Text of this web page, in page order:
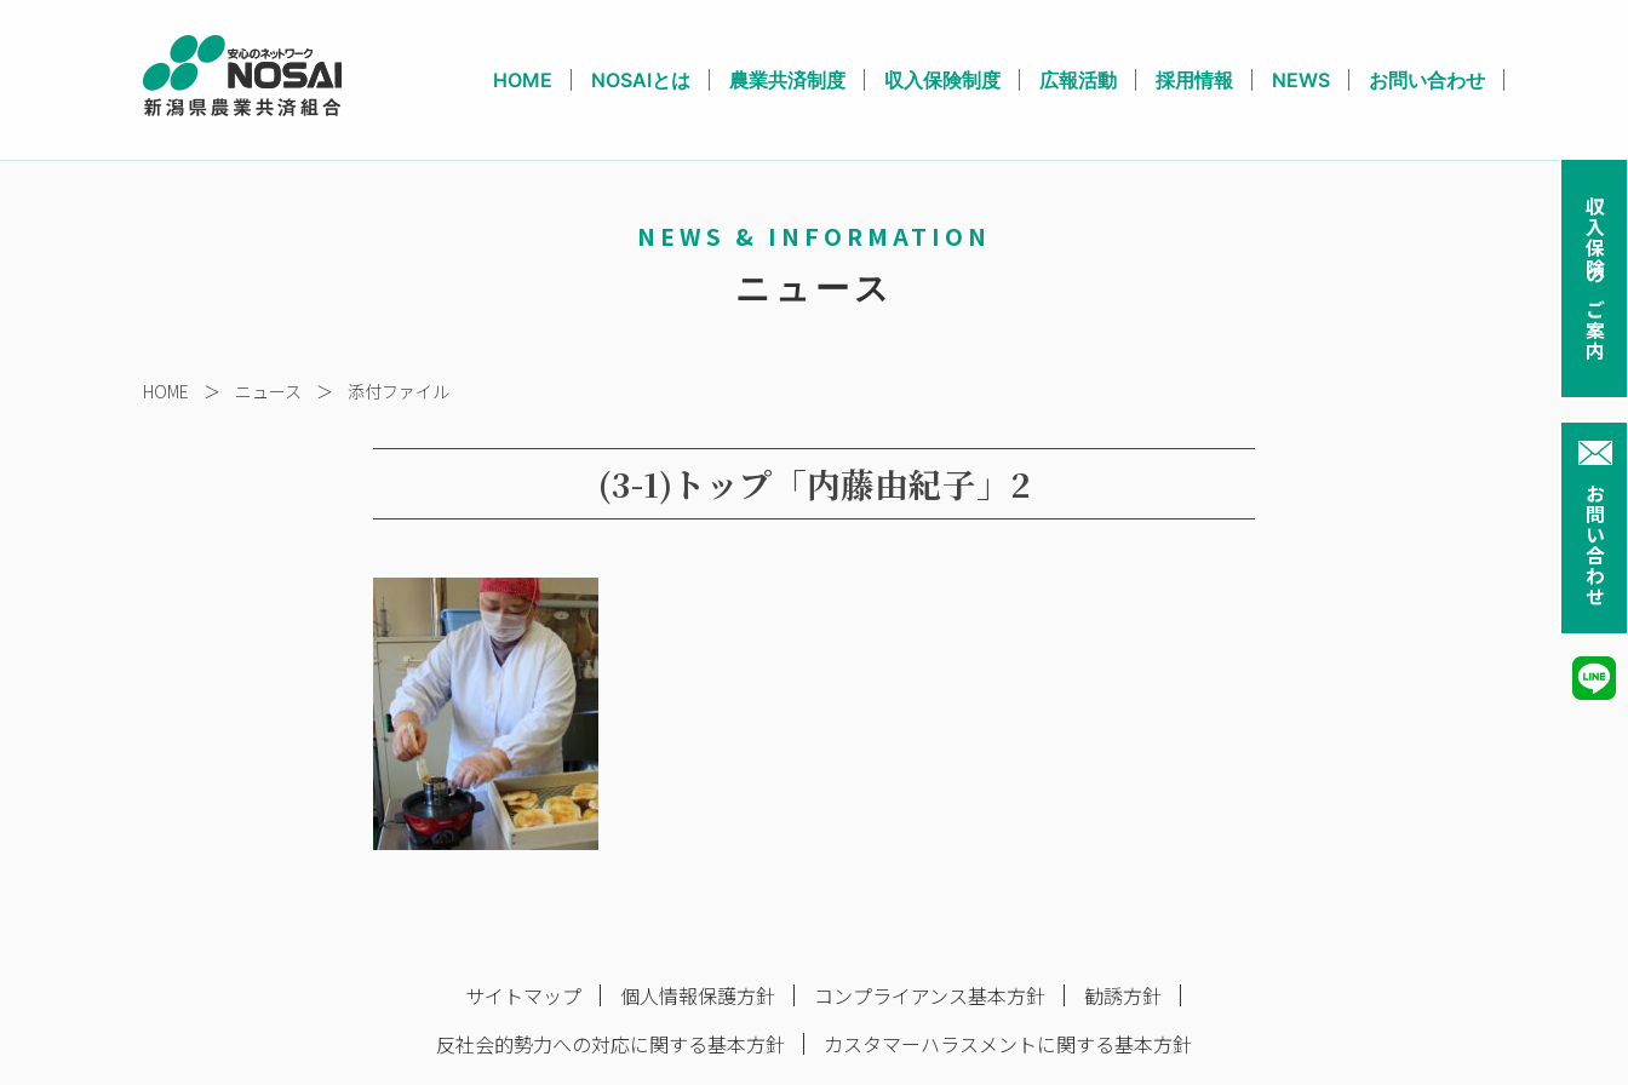
収入保険のご案内
お問い合わせ
HOME NOSAIとは 農業共済制度 収入保険制度 広報活動 採用情報 NEWS お問い合わせ
NEWS & INFORMATION
ニュース
HOME ＞ ニュース ＞ 添付ファイル
(3-1)トップ「内藤由紀子」2
サイトマップ 個人情報保護方針 コンプライアンス基本方針
勧誘方針
反社会的勢力への対応に関する基本方針
カスタマーハラスメントに関する基本方針